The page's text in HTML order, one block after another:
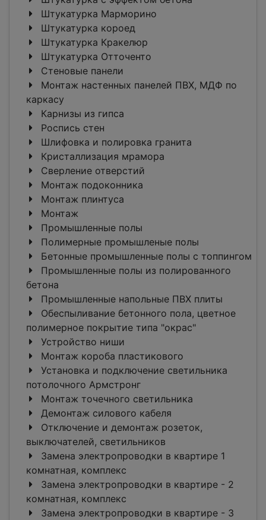
Штукатурка Марморино
Штукатурка короед
Штукатурка Кракелюр
Штукатурка Отточенто
Стеновые панели
Монтаж настенных панелей ПВХ, МДФ по
каркасу
Карнизы из гипса
Роспись стен
Шлифовка и полировка гранита
Кристаллизация мрамора
Сверление отверстий
Монтаж подоконника
Монтаж плинтуса
Монтаж
Промышленные полы
Полимерные промышленые полы
Бетонные промышленные полы с топпингом
Промышленные полы из полированного
бетона
Промышленные напольные ПВХ плиты
Обеспыливание бетонного пола, цветное
полимерное покрытие типа "окрас"
Устройство ниши
Монтаж короба пластикового
Установка и подключение светильника
потолочного Армстронг
Монтаж точечного светильника
Демонтаж силового кабеля
Отключение и демонтаж розеток,
выключателей, светильников
Замена электропроводки в квартире 1
комнатная, комплекс
Замена электропроводки в квартире - 2
комнатная, комплекс
Замена электропроводки в квартире - 3